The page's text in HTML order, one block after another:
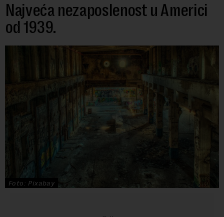
Najveća nezaposlenost u Americi
od 1939.
Foto: Pixabay